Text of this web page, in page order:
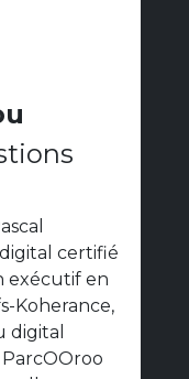
certifié
exécutif en
Koherance,
digital